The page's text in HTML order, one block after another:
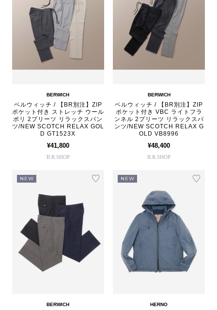
BERWICH
ベルウィッチ / 【BR別注】ZIP
ポケット付き ストレッチ ウール
ポリ 2プリーツ リラックスパン
ツ/NEW SCOTCH RELAX GOL
D GT1523X
¥41,800
B.R.SHOP
BERWICH
ベルウィッチ / 【BR別注】ZIP
ポケット付き VBC ライトフラ
ンネル 2プリーツ リラックスパ
ンツ/NEW SCOTCH RELAX G
OLD VB8996
¥48,400
B.R.SHOP
NEW
BERWICH
NEW
HERNO